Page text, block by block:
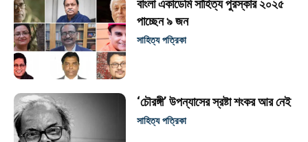
বাংলা একাডেমি সাহিত্য পুরস্কার ২০২৫
পাচ্ছেন ৯ জন
সাহিত্য পত্রিকা
‘চৌরঙ্গী’ উপন্যাসের স্রষ্টা শংকর আর নেই
সাহিত্য পত্রিকা